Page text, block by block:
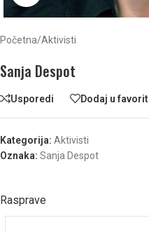
Početna/Aktivisti
Sanja Despot
Usporedi Dodaj u
Kategorija: Aktivisti
Oznaka: Sanja Despot
Rasprave